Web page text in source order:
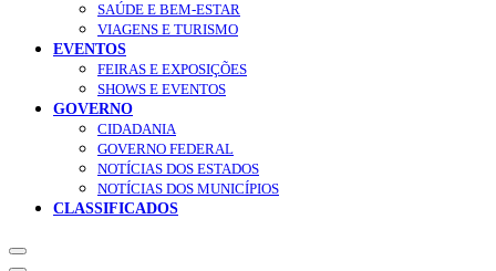
SAÚDE E BEM-ESTAR
VIAGENS E TURISMO
EVENTOS
FEIRAS E EXPOSIÇÕES
SHOWS E EVENTOS
GOVERNO
CIDADANIA
GOVERNO FEDERAL
NOTÍCIAS DOS ESTADOS
NOTÍCIAS DOS MUNICÍPIOS
CLASSIFICADOS